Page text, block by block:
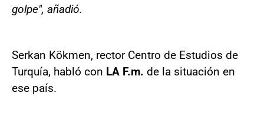
golpe", añadió.
Serkan Kökmen, rector Centro de Estudios de
Turquía, habló con LA F.m. de la situación en
ese país.